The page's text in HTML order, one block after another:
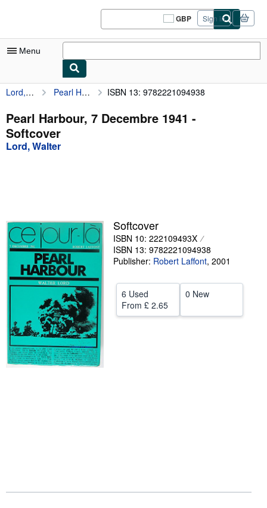
GBP
Site
shopping
Sign in
Menu
My Account
My Purchases
Sign Off
Art & Collectables
Textbooks
Sellers
Start Selling
Lord, Walter Pearl Harbour, 7 Decembre 1941 ISBN 13: 9782221094938
Pearl Harbour, 7 Decembre 1941 -
Softcover
Lord, Walter
Softcover
ISBN 10: 222109493X
ISBN 13: 9782221094938
Publisher: Robert Laffont, 2001
6 Used
From £ 2.65
0 New